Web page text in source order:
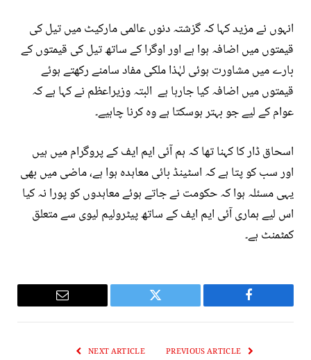
انہوں نے مزید کہا کہ گزشتہ دنوں عالمی مارکیٹ میں تیل کی
قیمتوں میں اضافہ ہوا ہے اور اوگرا کے ساتھ تیل کی قیمتوں کے
بارے میں مشاورت ہوئی لہٰذا ملکی مفاد سامنے رکھتے ہوئے
قیمتوں میں اضافہ کیا جارہا ہے البتہ وزیراعظم نے کہا ہے کہ
عوام کے لیے جو بہتر ہوسکتا ہے وہ کرنا چاہیے۔
اسحاق ڈار کا کہنا تھا کہ ہم آئی ایم ایف کے پروگرام میں ہیں
اور سب کو پتا ہے کہ اسٹینڈ بائی معاہدہ ہوا ہے، ماضی میں بھی
یہی مسئلہ ہوا کہ حکومت نے جاتے ہوئے معاہدوں کو پورا نہ کیا
اس لیے ہماری آئی ایم ایف کے ساتھ پیٹرولیم لیوی سے متعلق
کمٹمنٹ ہے۔
Facebook
Twitter
Email
NEXT ARTICLE